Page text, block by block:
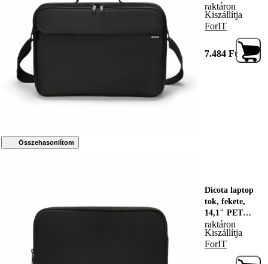
Összehasonlítom
t anyagból,
fekete, 35,8cm
raktáron
Kiszállítja
ForIT
7.484 Ft
Dicota laptop
tok, fekete,
14,1" PET
anyag, karcálló
raktáron
Kiszállítja
ForIT